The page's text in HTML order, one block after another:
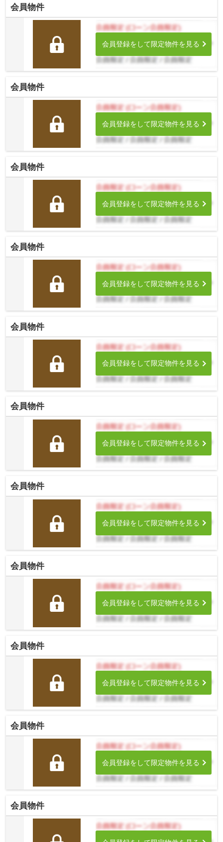
会員物件
会員登録をして限定物件を見る
会員物件
会員登録をして限定物件を見る
会員物件
会員登録をして限定物件を見る
会員物件
会員登録をして限定物件を見る
会員物件
会員登録をして限定物件を見る
会員物件
会員登録をして限定物件を見る
会員物件
会員登録をして限定物件を見る
会員物件
会員登録をして限定物件を見る
会員物件
会員登録をして限定物件を見る
会員物件
会員登録をして限定物件を見る
会員物件